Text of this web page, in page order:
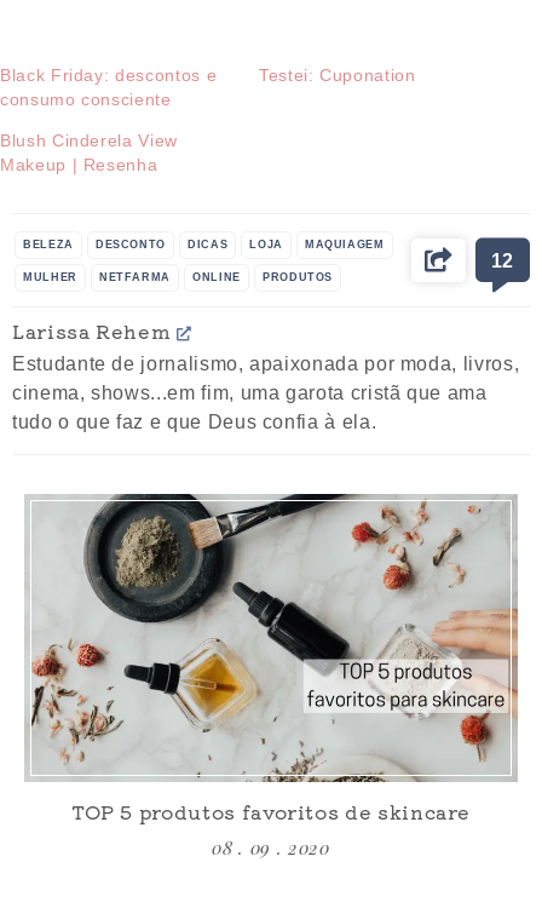
Black Friday: descontos e
consumo consciente
Testei: Cuponation
Blush Cinderela View
Makeup | Resenha
BELEZA DESCONTO DICAS LOJA MAQUIAGEM
MULHER NETFARMA ONLINE PRODUTOS
12
Larissa Rehem
Estudante de jornalismo, apaixonada por moda, livros,
cinema, shows...em fim, uma garota cristã que ama
tudo o que faz e que Deus confia à ela.
TOP 5 produtos favoritos de skincare
08 . 09 . 2020